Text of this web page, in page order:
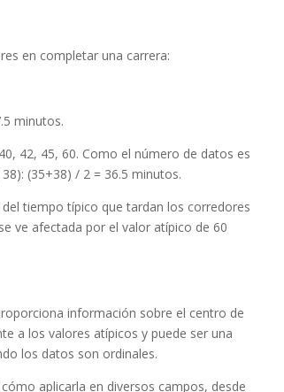
en completar una carrera:
minutos.
42, 45, 60. Como el número de datos es
(35+38) / 2 = 36.5 minutos.
tiempo típico que tardan los corredores
ve afectada por el valor atípico de 60
información sobre el centro de
a los valores atípicos y puede ser una
los datos son ordinales.
aplicarla en diversos campos, desde